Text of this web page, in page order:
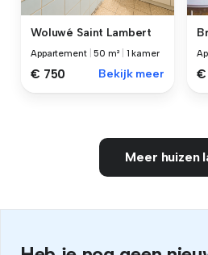
Woluwé Saint Lambert
Appartement |50 m² 1 kamer
€ 750 Bekijk meer €
Meer huizen